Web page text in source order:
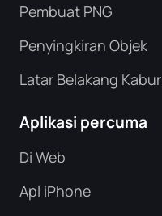
Pembuat PNG
Penyingkiran Objek
Latar Belakang Kabur
Aplikasi percuma
Di Web
Apl iPhone